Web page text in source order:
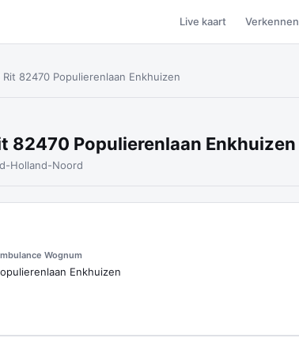
Live kaart Verkennen
Rit 82470 Populierenlaan Enkhuizen
82470 Populierenlaan Enkhuizen
Holland-Noord
Wognum
Enkhuizen